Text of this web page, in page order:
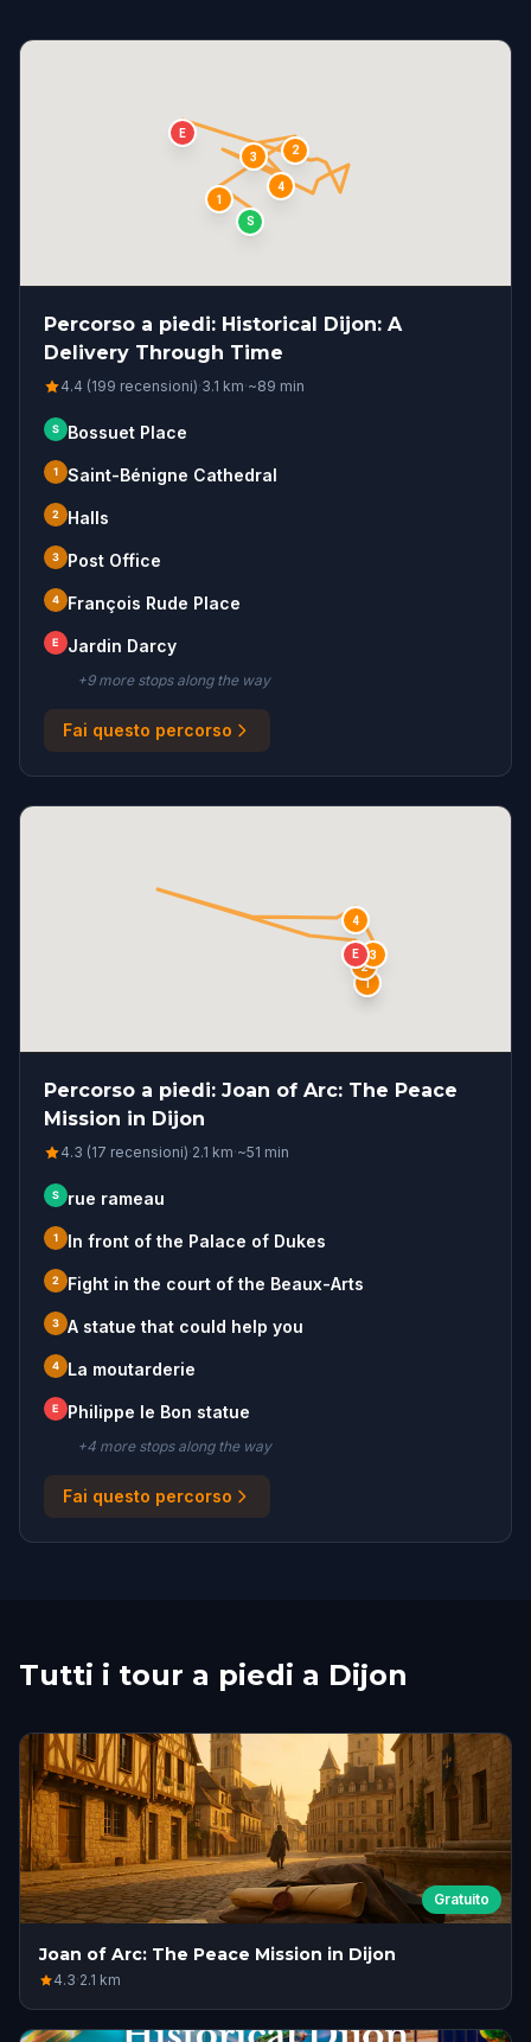
S
1
2
3
4
E
Percorso a piedi: Historical Dijon: A
Delivery Through Time
4.4 (199 recensioni)·3.1 km·~89 min
S Bossuet Place
1 Saint-Bénigne Cathedral
2 Halls
3 Post Office
4 François Rude Place
E Jardin Darcy
+9more stopsalong the way
Fai questo percorso
S
1
2
3
4
E
Percorso a piedi: Joan of Arc: The Peace
Mission in Dijon
4.3 (17 recensioni)·2.1 km·~51 min
S rue rameau
1 In front of the Palace of Dukes
2 Fight in the court of the Beaux-Arts
3 A statue that could help you
4 La moutarderie
E Philippe le Bon statue
+4 more stopsalong the way
Fai questo percorso
Tutti i tour a piedi a Dijon
Gratuito
Joan of Arc: The Peace Mission in Dijon
4.3·2.1 km